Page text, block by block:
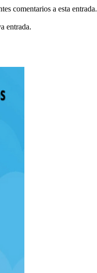
comentarios a esta entrada.
entrada.